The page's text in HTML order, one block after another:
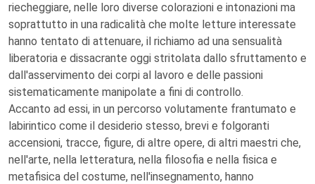
riecheggiare, nelle loro diverse colorazioni e intonazioni ma
soprattutto in una radicalità che molte letture interessate
hanno tentato di attenuare, il richiamo ad una sensualità
liberatoria e dissacrante oggi stritolata dallo sfruttamento e
dall'asservimento dei corpi al lavoro e delle passioni
sistematicamente manipolate a fini di controllo.
Accanto ad essi, in un percorso volutamente frantumato e
labirintico come il desiderio stesso, brevi e folgoranti
accensioni, tracce, figure, di altre opere, di altri maestri che,
nell'arte, nella letteratura, nella filosofia e nella fisica e
metafisica del costume, nell'insegnamento, hanno